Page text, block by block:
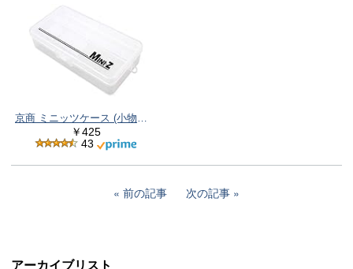
京商 ミニッツケース (小物トレー付) MZW123
￥425
43
前の記事 次の記事
アーカイブリスト